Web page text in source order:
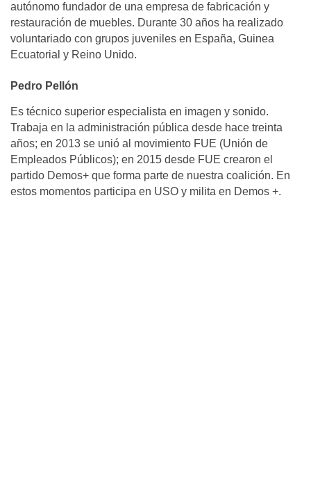
autónomo fundador de una empresa de fabricación y
restauración de muebles. Durante 30 años ha realizado
voluntariado con grupos juveniles en España, Guinea
Ecuatorial y Reino Unido.
Pedro Pellón
Es técnico superior especialista en imagen y sonido.
Trabaja en la administración pública desde hace treinta
años; en 2013 se unió al movimiento FUE (Unión de
Empleados Públicos); en 2015 desde FUE crearon el
partido Demos+ que forma parte de nuestra coalición. En
estos momentos participa en USO y milita en Demos +.